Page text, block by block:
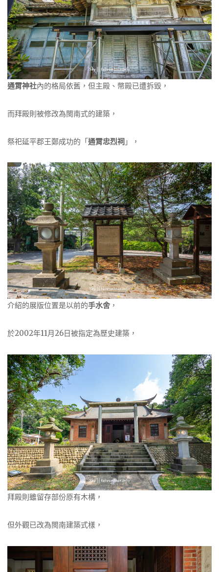
通霄神社內的格局依舊，但主殿、幣殿已遭拆毀，
而拜殿則被修改為閩南式的建築，
祭祀延平郡王鄭成功的「通霄忠烈祠 」，
介紹的展版位置是以前的手水舍 ，
於2002年11月26日被指定為歷史建築，
拜殿則雖留存部份原有木構，
但外觀已改為閩南建築式樣，